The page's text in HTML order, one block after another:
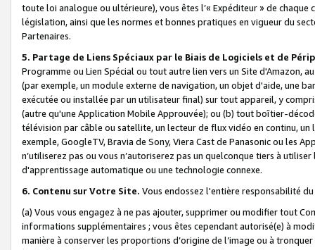
toute loi analogue ou ultérieure), vous êtes l’« Expéditeur » de
législation, ainsi que les normes et bonnes pratiques en vigueur du
Partenaires.
5. Partage de Liens Spéciaux par le Biais de Logiciels et de
Programme ou Lien Spécial ou tout autre lien vers un Site d'Amazon,
(par exemple, un module externe de navigation, un objet d'aide, une
exécutée ou installée par un utilisateur final) sur tout appareil, y
(autre qu'une Application Mobile Approuvée); ou (b) tout boîtier-
télévision par câble ou satellite, un lecteur de flux vidéo en continu,
exemple, GoogleTV, Bravia de Sony, Viera Cast de Panasonic ou les
n’utiliserez pas ou vous n’autoriserez pas un quelconque tiers à
d'apprentissage automatique ou une technologie connexe.
6. Contenu sur Votre Site. Vous endossez l'entière responsabilité
(a) Vous vous engagez à ne pas ajouter, supprimer ou modifier tout
informations supplémentaires ; vous êtes cependant autorisé(e) à
manière à conserver les proportions d’origine de l’image ou à